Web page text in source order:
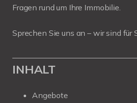
Fragen rund um Ihre Immobilie.
Sprechen Sie uns an – wir sind für
INHALT
Angebote